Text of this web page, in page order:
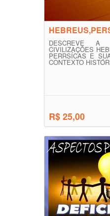
DESCREVE A
CIVILIZAÇÕES
PERRSÍCAS E
CONTEXTO
R$ 25,00